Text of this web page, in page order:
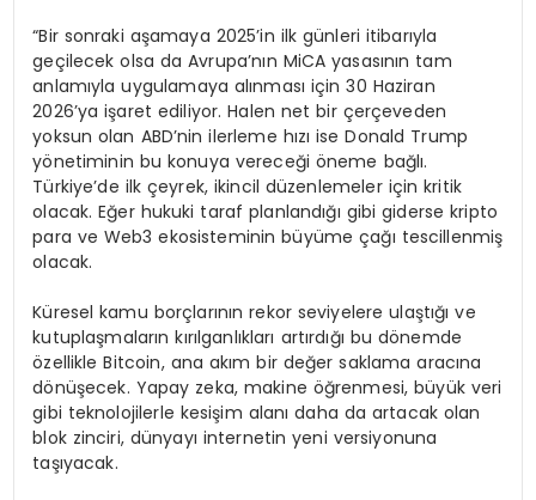
“Bir sonraki aşamaya 2025’in ilk günleri itibarıyla
geçilecek olsa da Avrupa’nın MiCA yasasının tam
anlamıyla uygulamaya alınması için 30 Haziran
2026’ya işaret ediliyor. Halen net bir çerçeveden
yoksun olan ABD’nin ilerleme hızı ise Donald Trump
yönetiminin bu konuya vereceği öneme bağlı.
Türkiye’de ilk çeyrek, ikincil düzenlemeler için kritik
olacak. Eğer hukuki taraf planlandığı gibi giderse kripto
para ve Web3 ekosisteminin büyüme çağı tescillenmiş
olacak.
Küresel kamu borçlarının rekor seviyelere ulaştığı ve
kutuplaşmaların kırılganlıkları artırdığı bu dönemde
özellikle Bitcoin, ana akım bir değer saklama aracına
dönüşecek. Yapay zeka, makine öğrenmesi, büyük veri
gibi teknolojilerle kesişim alanı daha da artacak olan
blok zinciri, dünyayı internetin yeni versiyonuna
taşıyacak.